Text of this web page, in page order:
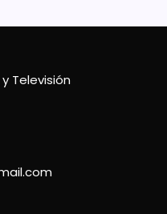
Televisión